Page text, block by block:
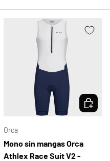
Orca
Mono sin mangas Orca
Athlex Race Suit V2 -
ELEGIR